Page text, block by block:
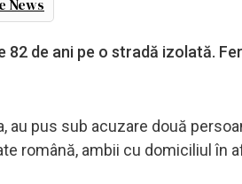
News
82 de ani pe o stradă izolată.
au pus sub acuzare două
română, ambii cu domiciliul în